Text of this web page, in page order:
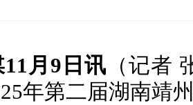
月9日讯 （记者
年第二届湖南靖